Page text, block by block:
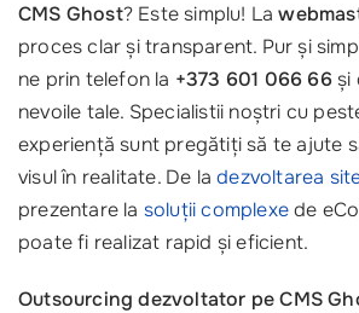
CMS Ghost? Este simplu! La
proces clar și transparent. Pur și
ne prin telefon la +373 601 066 66și
nevoile tale. Specialistii noștri cu
experiență sunt pregătiți să te ajute
visul în realitate. De ladezvoltarea
prezentare la soluții complexede
poate fi realizat rapid și eficient.
Outsourcing dezvoltator pe CMS